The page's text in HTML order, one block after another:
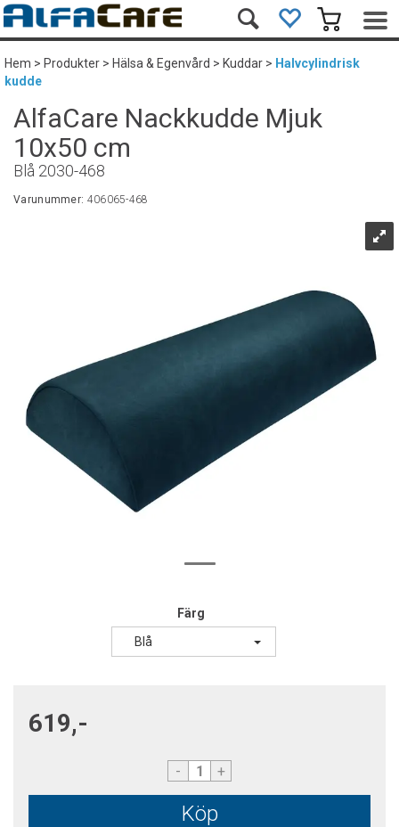
Hem>Produkter>Hälsa & Egenvård>Kuddar> Halvcylindrisk
kudde
AlfaCare Nackkudde Mjuk
10x50 cm
Blå 2030-468
Varunummer: 406065-468
Färg
Blå
619,-
- +
Köp